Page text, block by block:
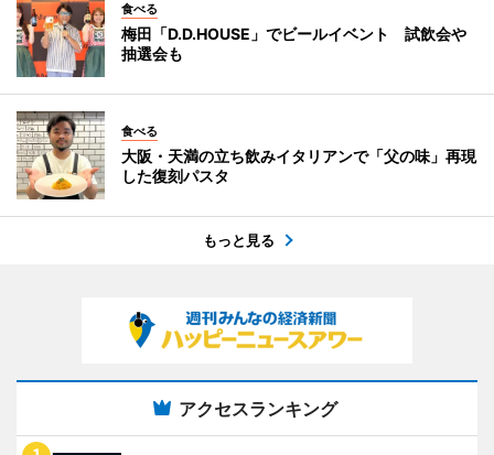
食べる
梅田「D.D.HOUSE」でビールイベント 試飲会や
抽選会も
食べる
大阪・天満の立ち飲みイタリアンで「父の味」再現
した復刻パスタ
もっと見る
アクセスランキング